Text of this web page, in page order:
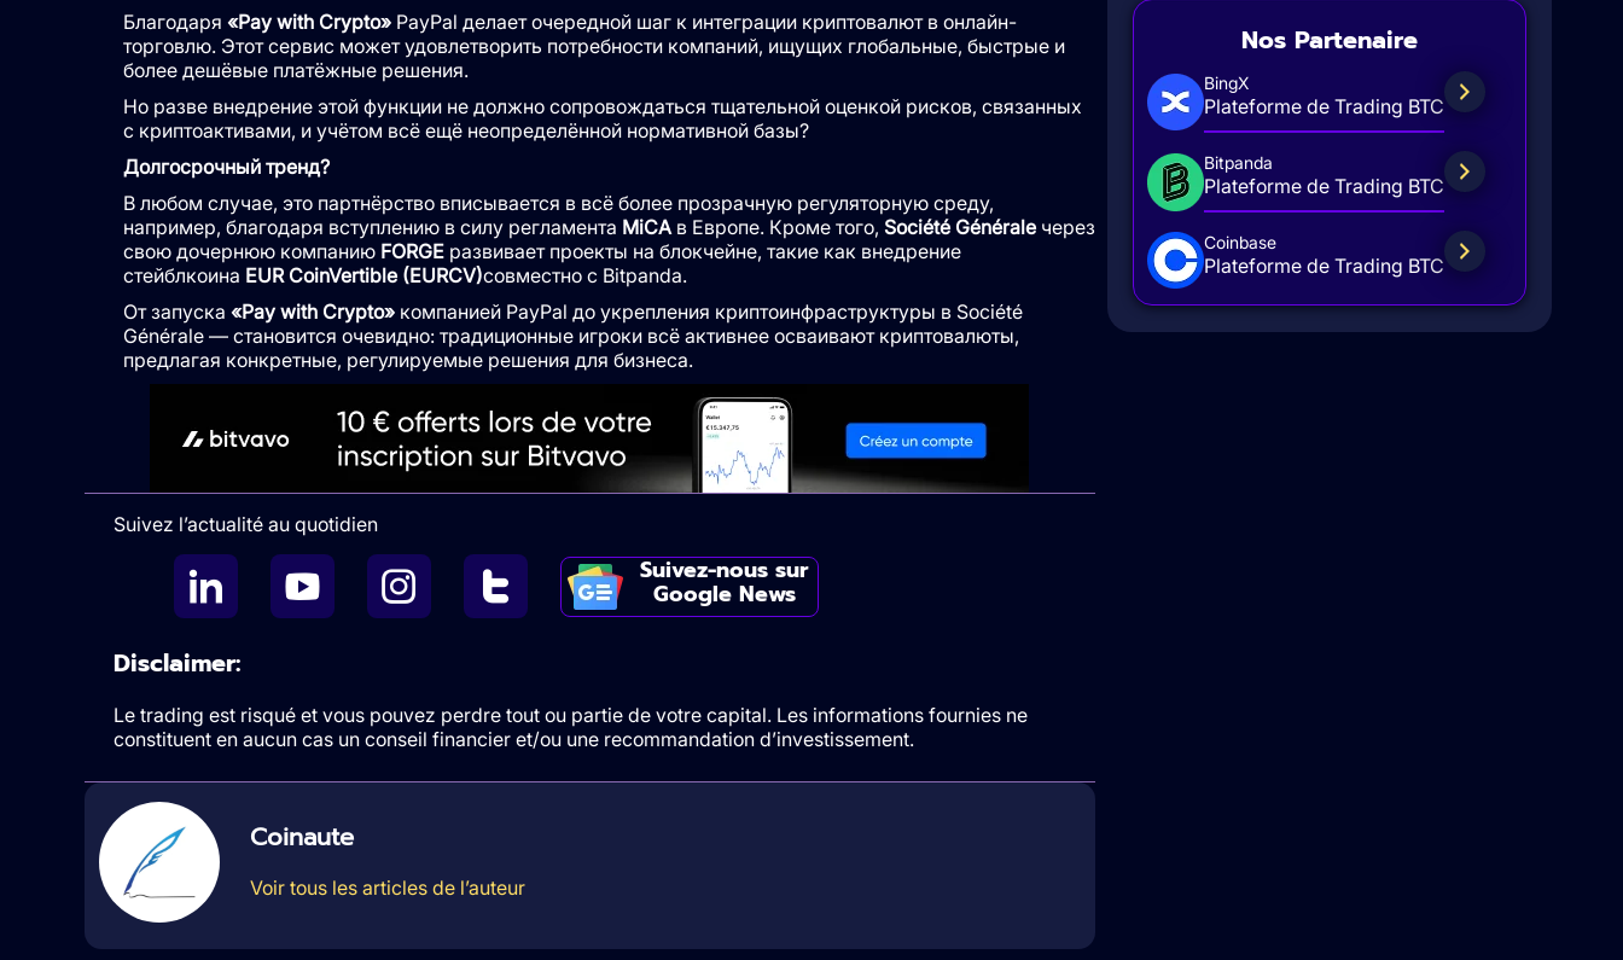
Благодаря «Pay with Crypto»PayPal делает очередной шаг к интеграции криптовалют в онлайн-
торговлю. Этот сервис может удовлетворить потребности компаний, ищущих глобальные, быстрые и
более дешёвые платёжные решения.
Но разве внедрение этой функции не должно сопровождаться тщательной оценкой рисков, связанных
с криптоактивами, и учётом всё ещё неопределённой нормативной базы?
Долгосрочный тренд?
В любом случае, это партнёрство вписывается в всё более прозрачную регуляторную среду,
например, благодаря вступлению в силу регламента MiCAв Европе. Кроме того, Société Généraleчерез
свою дочернюю компанию FORGEразвивает проекты на блокчейне, такие как внедрение
стейблкоина EUR CoinVertible (EURCV)совместно с Bitpanda.
От запуска «Pay with Crypto»компанией PayPal до укрепления криптоинфраструктуры в Société
Générale — становится очевидно: традиционные игроки всё активнее осваивают криптовалюты,
предлагая конкретные, регулируемые решения для бизнеса.
Suivez l’actualité au quotidien
Suivez-nous sur
Google News
Disclaimer:
Le trading est risqué et vous pouvez perdre tout ou partie de votre capital. Les informations fournies ne
constituent en aucun cas un conseil financier et/ou une recommandation d’investissement.
Coinaute
Voir tous les articles de l’auteur
Nos Partenaire
BingX
Plateforme de Trading BTC
Bitpanda
Plateforme de Trading BTC
Coinbase
Plateforme de Trading BTC